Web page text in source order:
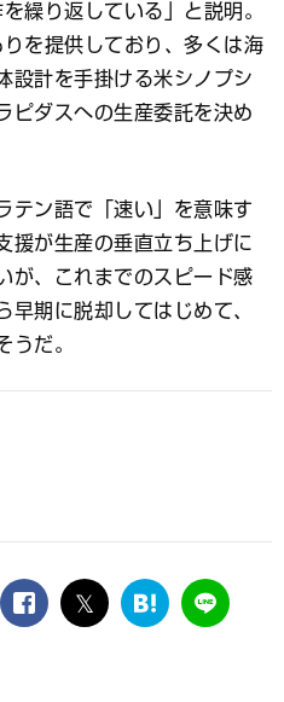
繰り返している」と説明。
を提供しており、多くは海
設計を手掛ける米シノプシ
ピダスへの生産委託を決め
ン語で「速い」を意味す
援が生産の垂直立ち上げに
が、これまでのスピード感
早期に脱却してはじめて、
うだ。
facebook
twitter
は
LINE